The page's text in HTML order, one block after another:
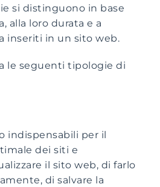
si distinguono in base
alla loro durata e a
inseriti in un sito web.
le seguenti tipologie di
indispensabili per il
dei siti e
il sito web, di farlo
di salvare la